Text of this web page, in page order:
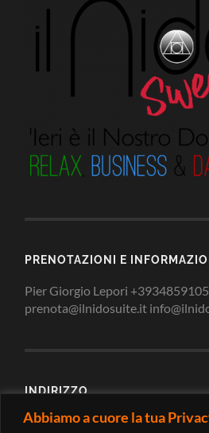
Abbiamo a cuore la tua
PRENOTAZIONI E
Pier Giorgio Lepori
prenota@ilnidosuite.it
INDIRIZZO
Via Loreto 2/c 62010